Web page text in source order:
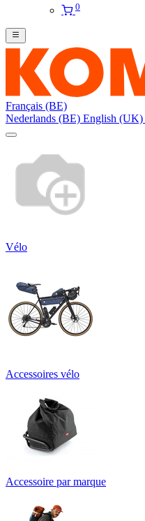
0
Français (BE)
Nederlands (BE) English (UK)
Vélo
Accessoires vélo
Accessoire par marque